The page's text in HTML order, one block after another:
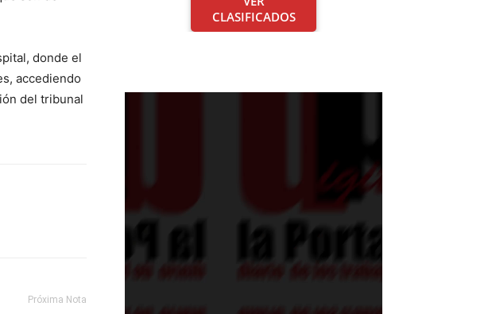
donde el
accediendo
del tribunal
Próxima Nota
CLASIFICADOS